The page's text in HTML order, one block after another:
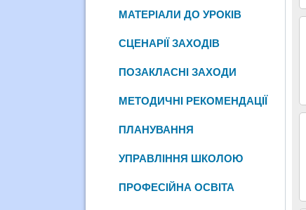
МАТЕРІАЛИ ДО УРОКІВ
СЦЕНАРІЇ ЗАХОДІВ
ПОЗАКЛАСНІ ЗАХОДИ
МЕТОДИЧНІ РЕКОМЕНДАЦІЇ
ПЛАНУВАННЯ
УПРАВЛІННЯ ШКОЛОЮ
ПРОФЕСІЙНА ОСВІТА